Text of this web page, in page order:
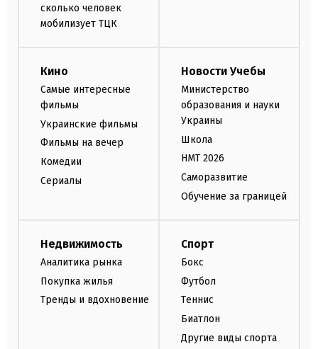
сколько человек
мобилизует ТЦК
Кино
Самые интересные
фильмы
Украинские фильмы
Фильмы на вечер
Комедии
Сериалы
Новости Учебы
Министерство
образования и науки
Украины
Школа
НМТ 2026
Саморазвитие
Обучение за границей
Недвижимость
Аналитика рынка
Покупка жилья
Тренды и вдохновение
Спорт
Бокс
Футбол
Теннис
Биатлон
Другие виды спорта